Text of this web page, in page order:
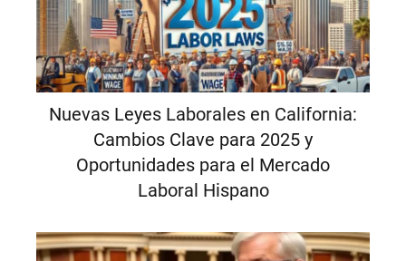
Nuevas Leyes Laborales en California:
Cambios Clave para 2025 y
Oportunidades para el Mercado
Laboral Hispano